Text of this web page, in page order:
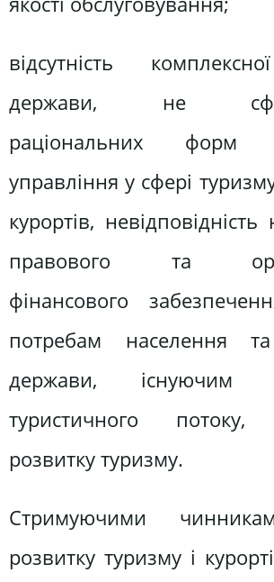
відсутність
держави, не
раціональних форм
управління у сфері туризму
курортів,
правового та
фінансового
потребам населення
держави, існуючим
туристичного потоку,
розвитку туризму.
Стримуючими
розвитку туризму і